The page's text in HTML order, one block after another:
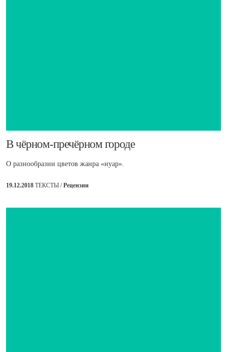
​В чёрном-пречёрном городе
О разнообразии цветов жанра «нуар».
19.12.2018 ТЕКСТЫ /Рецензии